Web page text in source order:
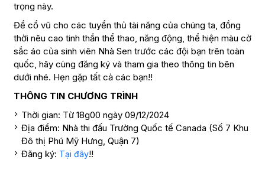
trọng này.
Để cổ vũ cho các tuyển thủ tài năng của chúng ta, đồng
thời nêu cao tinh thần thể thao, năng động, thể hiện màu cờ
sắc áo của sinh viên Nhà Sen trước các đội bạn trên toàn
quốc, hãy cùng đăng ký và tham gia theo thông tin bên
dưới nhé. Hẹn gặp tất cả các bạn!!
THÔNG TIN CHƯƠNG TRÌNH
Thời gian: Từ 18g00 ngày 09/12/2024
Địa điểm: Nhà thi đấu Trường Quốc tế Canada (Số 7 Khu
Đô thị Phú Mỹ Hưng, Quận 7)
Đăng ký: Tại đây!!